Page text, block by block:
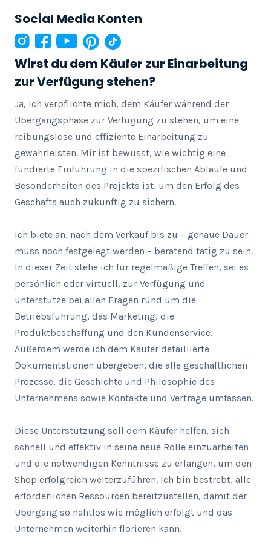
Social Media Konten
Wirst du dem Käufer zur Einarbeitung
zur Verfügung stehen?
Ja, ich verpflichte mich, dem Käufer während der
Übergangsphase zur Verfügung zu stehen, um eine
reibungslose und effiziente Einarbeitung zu
gewährleisten. Mir ist bewusst, wie wichtig eine
fundierte Einführung in die spezifischen Abläufe und
Besonderheiten des Projekts ist, um den Erfolg des
Geschäfts auch zukünftig zu sichern.
Ich biete an, nach dem Verkauf bis zu – genaue Dauer
muss noch festgelegt werden – beratend tätig zu sein.
In dieser Zeit stehe ich für regelmäßige Treffen, sei es
persönlich oder virtuell, zur Verfügung und
unterstütze bei allen Fragen rund um die
Betriebsführung, das Marketing, die
Produktbeschaffung und den Kundenservice.
Außerdem werde ich dem Käufer detaillierte
Dokumentationen übergeben, die alle geschäftlichen
Prozesse, die Geschichte und Philosophie des
Unternehmens sowie Kontakte und Verträge umfassen.
Diese Unterstützung soll dem Käufer helfen, sich
schnell und effektiv in seine neue Rolle einzuarbeiten
und die notwendigen Kenntnisse zu erlangen, um den
Shop erfolgreich weiterzuführen. Ich bin bestrebt, alle
erforderlichen Ressourcen bereitzustellen, damit der
Übergang so nahtlos wie möglich erfolgt und das
Unternehmen weiterhin florieren kann.